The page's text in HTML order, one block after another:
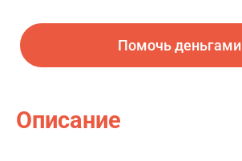
Помочь деньгами
Описание